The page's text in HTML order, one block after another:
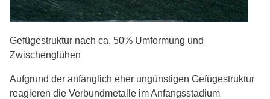
Gefügestruktur nach ca. 50% Umformung und
Zwischenglühen
Aufgrund der anfänglich eher ungünstigen Gefügestruktur
reagieren die Verbundmetalle im Anfangsstadium